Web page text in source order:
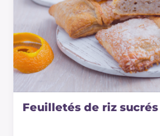
Feuilletés de riz sucrés